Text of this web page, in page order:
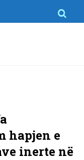
hapjen e
inerte në